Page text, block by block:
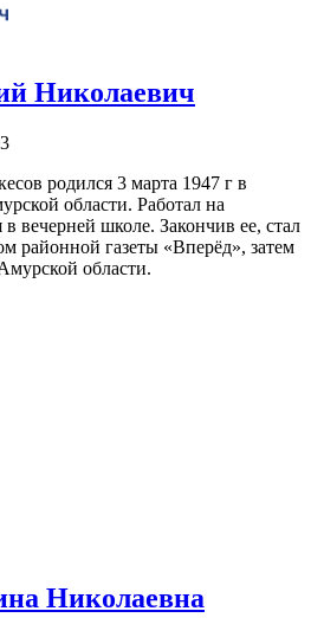
Николаевич
родился 3 марта 1947 г в
области. Работал на
вечерней школе. Закончив ее, стал
районной газеты «Вперёд», затем
области.
Николаевна